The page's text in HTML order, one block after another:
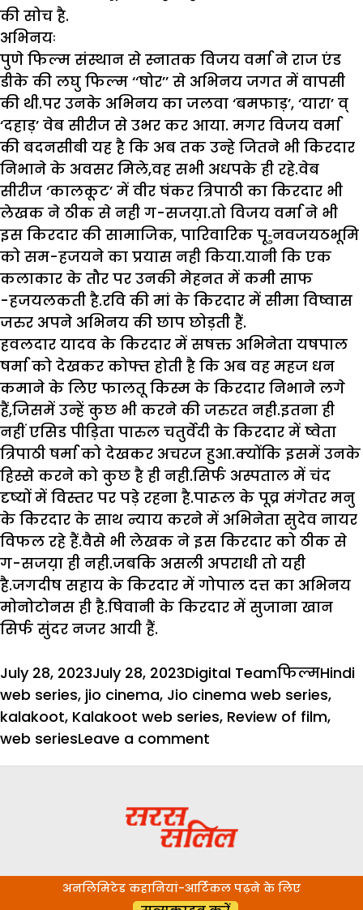
की सोच है.
अभिनयः
पुणे फिल्म संस्थान से स्नातक विजय वर्मा ने राज एंड
डीके की लघु फिल्म ‘‘षोर’’ से अभिनय जगत में वापसी
की थी.पर उनके अभिनय का जलवा ‘बमफाड़’, ‘यारा’ व्
‘दहाड़’ वेब सीरीज से उभर कर आया. मगर विजय वर्मा
की बदनसीबी यह है कि अब तक उन्हे जितने भी किरदार
निभाने के अवसर मिले,वह सभी अधपके ही रहे.वेब
सीरीज ‘कालकूट’ में वीर षंकर त्रिपाठी का किरदार भी
लेखक ने ठीक से नही ग-सजय़ा.तो विजय वर्मा ने भी
इस किरदार की सामाजिक, पारिवारिक पृ-ुनवजयठभूमि
को सम-हजयने का प्रयास नही किया.यानी कि एक
कलाकार के तौर पर उनकी मेहनत में कमी साफ
-हजयलकती है.रवि की मां के किरदार में सीमा विष्वास
जरुर अपने अभिनय की छाप छोड़ती हैं.
हवलदार यादव के किरदार में सषक्त अभिनेता यषपाल
षर्मा को देखकर कोफ्त होती है कि अब वह महज धन
कमाने के लिए फालतू किस्म के किरदार निभाने लगे
हैं,जिसमें उन्हें कुछ भी करने की जरुरत नही.इतना ही
नहीं एसिड पीड़िता पारुल चतुर्वेदी के किरदार में ष्वेता
त्रिपाठी षर्मा को देखकर अचरज हुआ.क्योंकि इसमें उनके
हिस्से करने को कुछ है ही नही.सिर्फ अस्पताल में चंद
दृष्यों में विस्तर पर पड़े रहना है.पारूल के पूव्र मंगेतर मनु
के किरदार के साथ न्याय करने में अभिनेता सुदेव नायर
विफल रहे हैं.वैसे भी लेखक ने इस किरदार को ठीक से
ग-सजय़ा ही नही.जबकि असली अपराधी तो यही
है.जगदीष सहाय के किरदार में गोपाल दत्त का अभिनय
मोनोटोनस ही है.षिवानी के किरदार में सुजाना खान
सिर्फ सुंदर नजर आयी हैं.
Posted
on
July 28, 2023July 28, 2023Author
Digital TeamCategories
फिल्मTags
Hindi
web series, jio cinema, Jio cinema web series,
kalakoot, Kalakoot web series, Review of film,
web seriesLeave a comment
:
‘‘कालकूट
महिला
अनलिमिटेड कहानियां-आर्टिकल पढ़ने के लिए